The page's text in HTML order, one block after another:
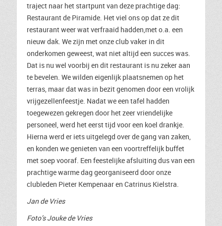
traject naar het startpunt van deze prachtige dag:
Restaurant de Piramide. Het viel ons op dat ze dit
restaurant weer wat verfraaid hadden,met o.a. een
nieuw dak. We zijn met onze club vaker in dit
onderkomen geweest, wat niet altijd een succes was.
Dat is nu wel voorbij en dit restaurant is nu zeker aan
te bevelen. We wilden eigenlijk plaatsnemen op het
terras, maar dat was in bezit genomen door een vrolijk
vrijgezellenfeestje. Nadat we een tafel hadden
toegewezen gekregen door het zeer vriendelijke
personeel, werd het eerst tijd voor een koel drankje.
Hierna werd er iets uitgelegd over de gang van zaken,
en konden we genieten van een voortreffelijk buffet
met soep vooraf. Een feestelijke afsluiting dus van een
prachtige warme dag georganiseerd door onze
clubleden Pieter Kempenaar en Catrinus Kielstra.
Jan de Vries
Foto’s Jouke de Vries